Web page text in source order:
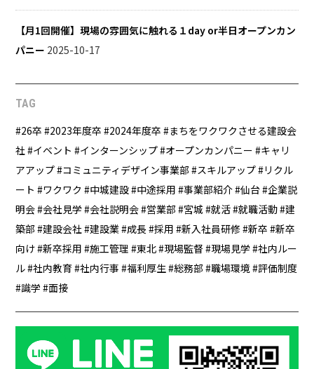
【月1回開催】現場の雰囲気に触れる１day or半日オープンカン
パニー 2025-10-17
TAG
26卒 2023年度卒 2024年度卒
まちをワクワクさせる建設会
社 イベント インターンシップ オープンカンパニー
キャリ
アアップ コミュニティデザイン事業部 スキルアップ
リクル
ート
ワクワク 中城建設 中途採用 事業部紹介 仙台 企業説
明会 会社見学 会社説明会 営業部 宮城 就活 就職活動 建
築部
建設会社 建設業 成長 採用 新入社員研修 新卒
新卒
向け 新卒採用 施工管理 東北 現場監督 現場見学
社内ルー
ル 社内教育 社内行事 福利厚生 総務部 職場環境 評価制度
識学
面接